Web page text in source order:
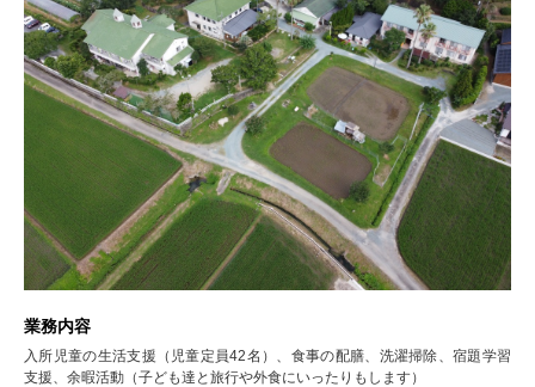
業務内容
入所児童の生活支援（児童定員42名）、食事の配膳、洗濯掃除、宿題学習
支援、余暇活動（子ども達と旅行や外食にいったりもします）